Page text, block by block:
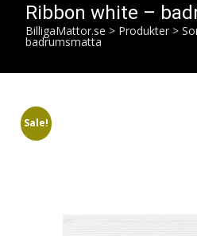
Ribbon white –
BilligaMattor.se > Produkter >
badrumsmatta
Sale!